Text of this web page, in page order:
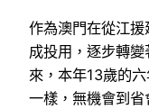
作為澳門在從江
成投用，逐步轉
來，本年13歲的
一樣，無機會到省